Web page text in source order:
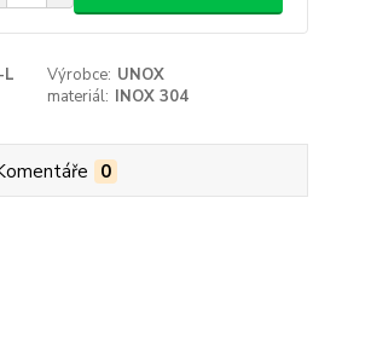
L Výrobce: UNOX
materiál: INOX 304
0